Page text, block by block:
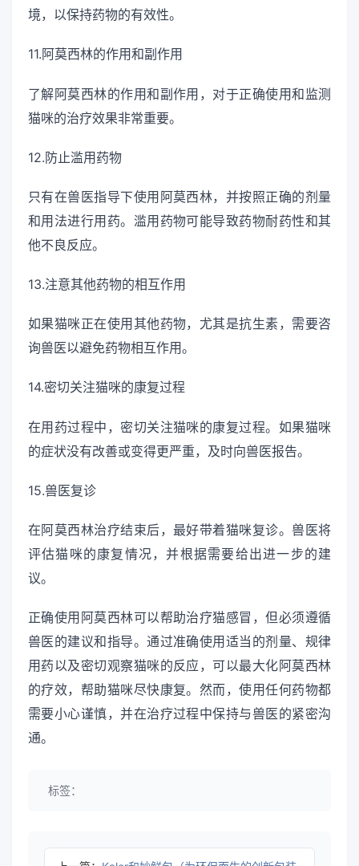
境，以保持药物的有效性。
11.阿莫西林的作用和副作用
了解阿莫西林的作用和副作用，对于正确使用和监测
猫咪的治疗效果非常重要。
12.防止滥用药物
只有在兽医指导下使用阿莫西林，并按照正确的剂量
和用法进行用药。滥用药物可能导致药物耐药性和其
他不良反应。
13.注意其他药物的相互作用
如果猫咪正在使用其他药物，尤其是抗生素，需要咨
询兽医以避免药物相互作用。
14.密切关注猫咪的康复过程
在用药过程中，密切关注猫咪的康复过程。如果猫咪
的症状没有改善或变得更严重，及时向兽医报告。
15.兽医复诊
在阿莫西林治疗结束后，最好带着猫咪复诊。兽医将
评估猫咪的康复情况，并根据需要给出进一步的建
议。
正确使用阿莫西林可以帮助治疗猫感冒，但必须遵循
兽医的建议和指导。通过准确使用适当的剂量、规律
用药以及密切观察猫咪的反应，可以最大化阿莫西林
的疗效，帮助猫咪尽快康复。然而，使用任何药物都
需要小心谨慎，并在治疗过程中保持与兽医的紧密沟
通。
标签：